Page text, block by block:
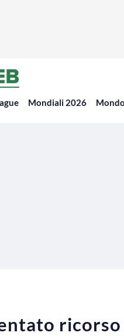
Mondiali 2026 Mondo
ricorso